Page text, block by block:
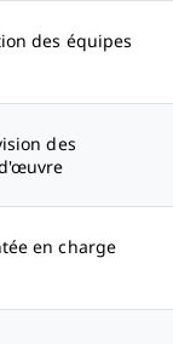
des équipes
des
en charge